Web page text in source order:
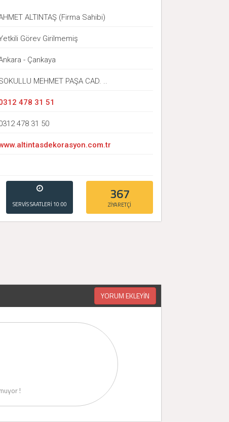
ALTINTAŞ (Firma Sahibi)
Görev Girilmemiş
- Çankaya
MEHMET PAŞA CAD. ..
478 31 51
478 31 50
SERVİS SAATLERİ 10:00
- 20:00
367
ZİYARETÇİ
YORUM EKLEYİN
!